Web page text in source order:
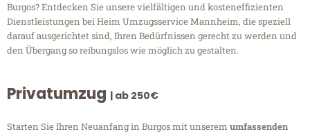
Burgos? Entdecken Sie unsere vielfältigen und kosteneffizienten
Dienstleistungen bei Heim Umzugsservice Mannheim, die speziell
darauf ausgerichtet sind, Ihren Bedürfnissen gerecht zu werden und
den Übergang so reibungslos wie möglich zu gestalten.
Privatumzug | ab 250€
Starten Sie Ihren Neuanfang in Burgos mit unserem umfassenden